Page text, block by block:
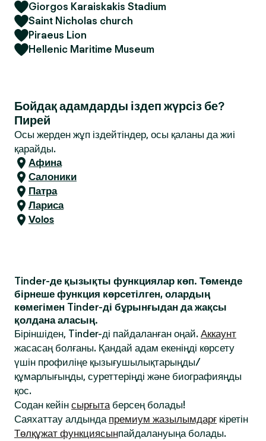
Giorgos Karaiskakis Stadium
Saint Nicholas church
Piraeus Lion
Hellenic Maritime Museum
Бойдақ адамдарды іздеп жүрсіз бе?
Пирей
Осы жерден жұп іздейтіндер, осы қаланы да жиі
қарайды.
Афина
Салоники
Патра
Лариса
Volos
Tinder-де қызықты функциялар көп. Төменде
бірнеше функция көрсетілген, олардың
көмегімен Tinder-ді бұрынғыдан да жақсы
қолдана аласың.
Біріншіден, Tinder-ді пайдаланған оңай. Аккаунт
жасасаң болғаны. Қандай адам екеніңді көрсету
үшін профиліңе қызығушылықтарыңды/
құмарлығыңды, суреттеріңді және биографияңды
қос.
Содан кейін сырғытаберсең болады!
Саяхаттау алдында премиум жазылымдарғ кіретін
Төлқұжат функциясынпайдалануыңа болады.